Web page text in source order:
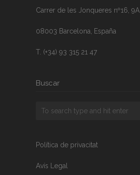
Carrer de les Jonqueres nº16, 9A
08003 Barcelona, España
T. (+34) 93 315 21 47
Buscar
Política de privacitat
Avís Legal